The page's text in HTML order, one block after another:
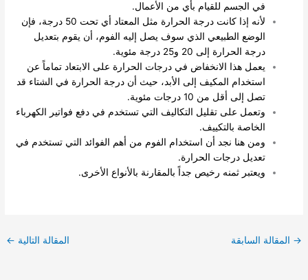
في الجسم للقيام بأي من الأعمال.
لأنه إذا كانت درجة الحرارة مثل المعتاد أي تحت 50 درجة، فإن
الوضع الطبيعي الذي سوف يصل إليه الفوم، أن يقوم بتعديل
درجة الحرارة إلى 20 و25 درجة مئوية.
يعمل هذا الانخفاض في درجات الحرارة على الابتعاد تماماً عن
استخدام المكيف إلى الأبد، حيث أن درجة الحرارة في الشتاء قد
تصل إلى أقل من 10 درجات مئوية.
وتعمل على تقليل التكاليف التي تستخدم في دفع فواتير الكهرباء
الخاصة بالتكييف.
ومن هنا نجد أن استخدام الفوم من أهم الفوائد التي تستخدم في
تعديل درجات الحرارة.
ويعتبر ثمنه رخيص جداً بالمقارنة بالأنواع الأخرى.
→ المقالة السابقة المقالة التالية ←